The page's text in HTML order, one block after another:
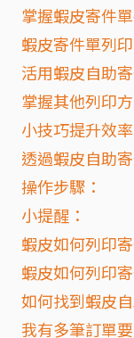
掌握蝦皮寄件
蝦皮寄件單列
活用蝦皮自助
掌握其他列印
小技巧提升效率
透過蝦皮自助
操作步驟：
小提醒：
蝦皮如何列印
蝦皮如何列印
如何找到蝦皮
我有多筆訂單